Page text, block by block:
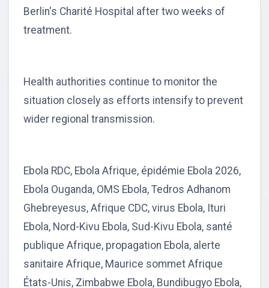
Berlin's Charité Hospital after two weeks of
treatment.
Health authorities continue to monitor the
situation closely as efforts intensify to prevent
wider regional transmission.
Ebola RDC, Ebola Afrique, épidémie Ebola 2026,
Ebola Ouganda, OMS Ebola, Tedros Adhanom
Ghebreyesus, Afrique CDC, virus Ebola, Ituri
Ebola, Nord-Kivu Ebola, Sud-Kivu Ebola, santé
publique Afrique, propagation Ebola, alerte
sanitaire Afrique, Maurice sommet Afrique
États-Unis, Zimbabwe Ebola, Bundibugyo Ebola,